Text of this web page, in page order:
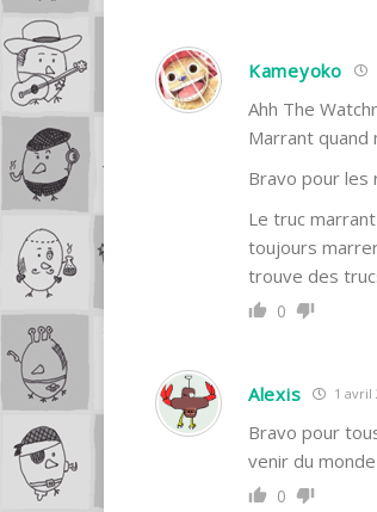
Kameyoko
Ahh The
Marrant quand
Bravo pour les
Le truc
toujours
trouve des
0
Alexis 1 avril
Bravo pour
venir du
0